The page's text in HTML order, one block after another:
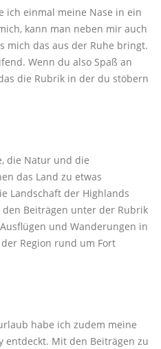
ich einmal meine Nase in ein
kann man neben mir auch
mich das aus der Ruhe bringt.
Wenn du also Spaß an
die Rubrik in der du stöbern
die Natur und die
das Land zu etwas
Landschaft der Highlands
Beiträgen unter der Rubrik
und Wanderungen in
Region rund um Fort
habe ich zudem meine
entdeckt. Mit den Beiträgen zu